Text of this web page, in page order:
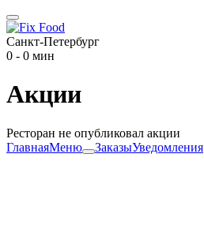
Санкт-Петербург
0 - 0 мин
Акции
Ресторан не опубликовал акции
ГлавнаяМеню ЗаказыУведомления